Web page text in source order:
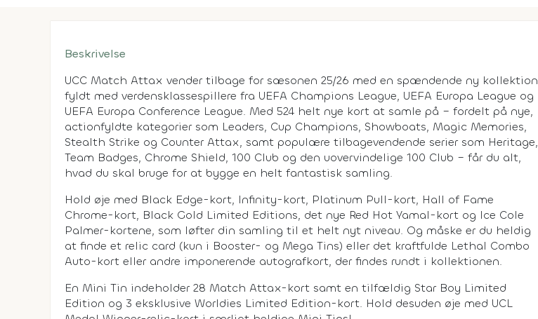
Beskrivelse
UCC Match Attax vender tilbage for sæsonen 25/26 med en spændende ny kollektion
fyldt med verdensklasse­spillere fra UEFA Champions League, UEFA Europa League og
UEFA Europa Conference League. Med 524 helt nye kort at samle på – fordelt på nye,
actionfyldte kategorier som Leaders, Cup Champions, Showboats, Magic Memories,
Stealth Strike og Counter Attax, samt populære tilbagevendende serier som Heritage,
Team Badges, Chrome Shield, 100 Club og den uovervindelige 100 Club – får du alt,
hvad du skal bruge for at bygge en helt fantastisk samling.
Hold øje med Black Edge-kort, Infinity-kort, Platinum Pull-kort, Hall of Fame
Chrome-kort, Black Gold Limited Editions, det nye Red Hot Yamal-kort og Ice Cole
Palmer-kortene, som løfter din samling til et helt nyt niveau. Og måske er du heldig
at finde et relic card (kun i Booster- og Mega Tins) eller det kraftfulde Lethal Combo
Auto-kort eller andre imponerende autografkort, der findes rundt i kollektionen.
En Mini Tin indeholder 28 Match Attax-kort samt en tilfældig Star Boy Limited
Edition og 3 eksklusive Worldies Limited Edition-kort. Hold desuden øje med UCL